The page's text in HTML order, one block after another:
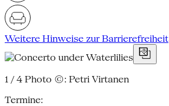
Weitere Hinweise zur Barrierefreiheit
1 / 4 Photo ©: Petri Virtanen
Termine: